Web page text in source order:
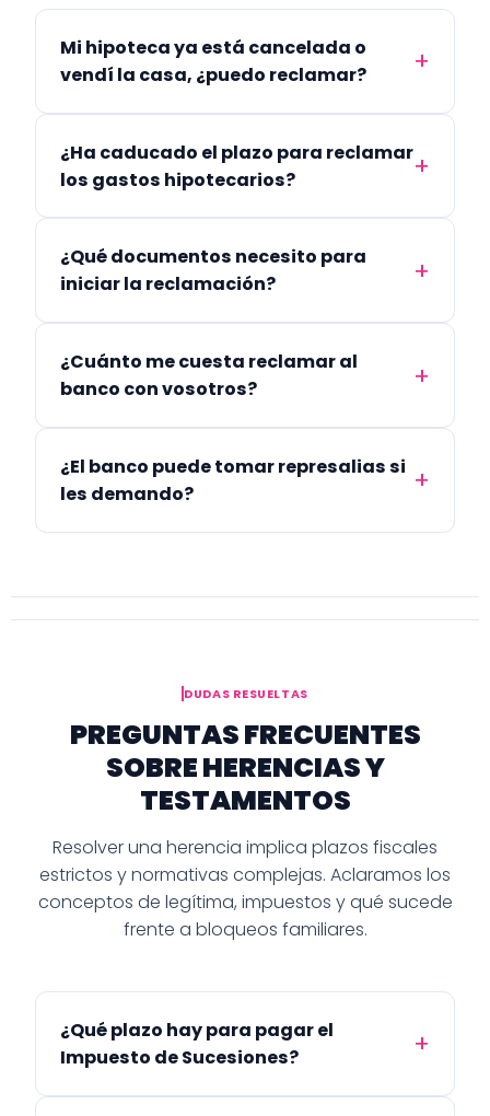
Mi hipoteca ya está cancelada o
vendí la casa, ¿puedo reclamar?
¿Ha caducado el plazo para reclamar
los gastos hipotecarios?
¿Qué documentos necesito para
iniciar la reclamación?
¿Cuánto me cuesta reclamar al
banco con vosotros?
¿El banco puede tomar represalias si
les demando?
DUDAS RESUELTAS
PREGUNTAS FRECUENTES
SOBRE HERENCIAS Y
TESTAMENTOS
Resolver una herencia implica plazos fiscales
estrictos y normativas complejas. Aclaramos los
conceptos de legítima, impuestos y qué sucede
frente a bloqueos familiares.
¿Qué plazo hay para pagar el
Impuesto de Sucesiones?